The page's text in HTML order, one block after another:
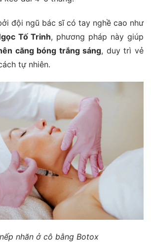
đội ngũ bác sĩ có tay nghề cao như
Tố Trinh, phương pháp này giúp
căng bóng trắng sáng, duy trì vẻ
tự nhiên.
nhăn ở cô bằng Botox